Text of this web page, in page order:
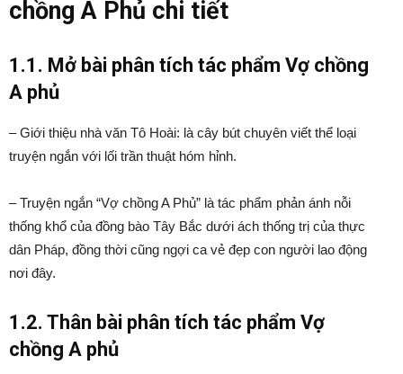
chồng A Phủ chi tiết
1.1. Mở bài phân tích tác phẩm Vợ chồng
A phủ
– Giới thiệu nhà văn Tô Hoài: là cây bút chuyên viết thể loại
truyện ngắn với lối trần thuật hóm hỉnh.
– Truyện ngắn “Vợ chồng A Phủ” là tác phẩm phản ánh nỗi
thống khổ của đồng bào Tây Bắc dưới ách thống trị của thực
dân Pháp, đồng thời cũng ngợi ca vẻ đẹp con người lao động
nơi đây.
1.2. Thân bài phân tích tác phẩm Vợ
chồng A phủ